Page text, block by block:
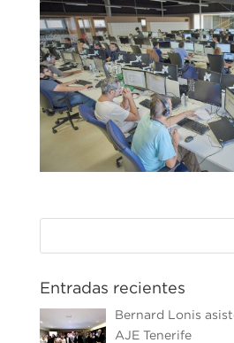
Entradas recientes
Bernard Lonis
AJE Tenerife